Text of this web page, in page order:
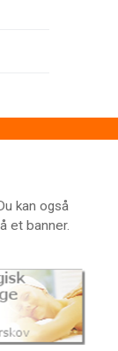
kan også
et banner.